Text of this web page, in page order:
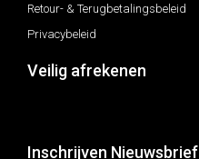
Retour- & Terugbetalingsbeleid
Privacybeleid
Veilig afrekenen
Inschrijven Nieuwsbrief